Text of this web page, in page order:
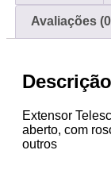
Avaliações
Descrição
Extensor
aberto, com
outros